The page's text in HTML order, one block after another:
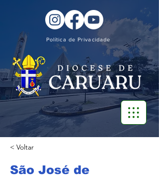
Política de Privacidade
< Voltar
São José de